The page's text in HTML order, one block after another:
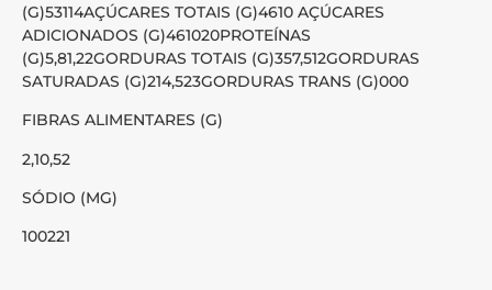
(G)53114AÇÚCARES TOTAIS (G)4610 AÇÚCARES
ADICIONADOS (G)461020PROTEÍNAS
(G)5,81,22GORDURAS TOTAIS (G)357,512GORDURAS
SATURADAS (G)214,523GORDURAS TRANS (G)000
FIBRAS ALIMENTARES (G)
2,10,52
SÓDIO (MG)
100221